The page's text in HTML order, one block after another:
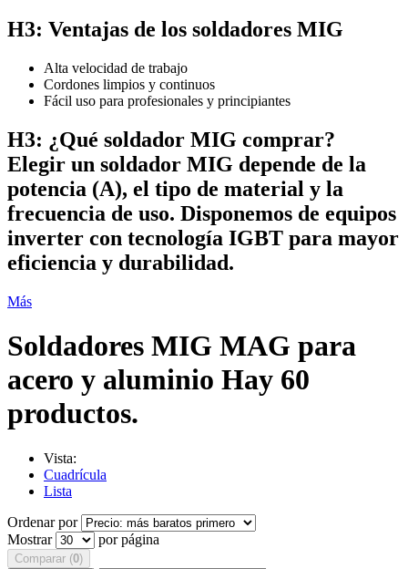
H3: Ventajas de los soldadores MIG
Alta velocidad de trabajo
Cordones limpios y continuos
Fácil uso para profesionales y principiantes
H3: ¿Qué soldador MIG comprar?
Elegir un soldador MIG depende de la
potencia (A), el tipo de material y la
frecuencia de uso. Disponemos de equipos
inverter con tecnología IGBT para mayor
eficiencia y durabilidad.
Más
Soldadores MIG MAG para
acero y aluminio Hay 60
productos.
Vista:
Cuadrícula
Lista
Ordenar por
Mostrar
por página
Comparar (0)